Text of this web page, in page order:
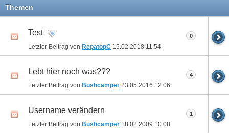
Themen
Test
Letzter Beitrag von RepatopC 15.02.2018 11:54
0
Lebt hier noch was???
Letzter Beitrag von Bushcamper 23.05.2016 12:06
4
Username verändern
Letzter Beitrag von Bushcamper 18.02.2009 10:08
1